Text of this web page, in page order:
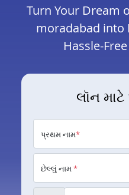
Turn Your Dream
moradabad into
Hassle-
લૉન
પ્રથમ નામ*
છેલ્લું નામ*